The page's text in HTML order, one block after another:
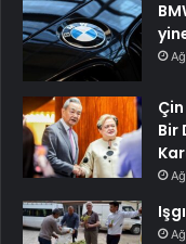
Bir